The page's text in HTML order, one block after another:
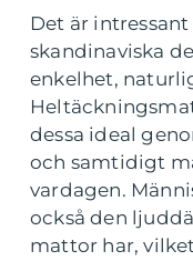
Det är
skandinaviska
enkelhet,
dessa ideal
och samtidigt
vardagen.
också den
mattor har,